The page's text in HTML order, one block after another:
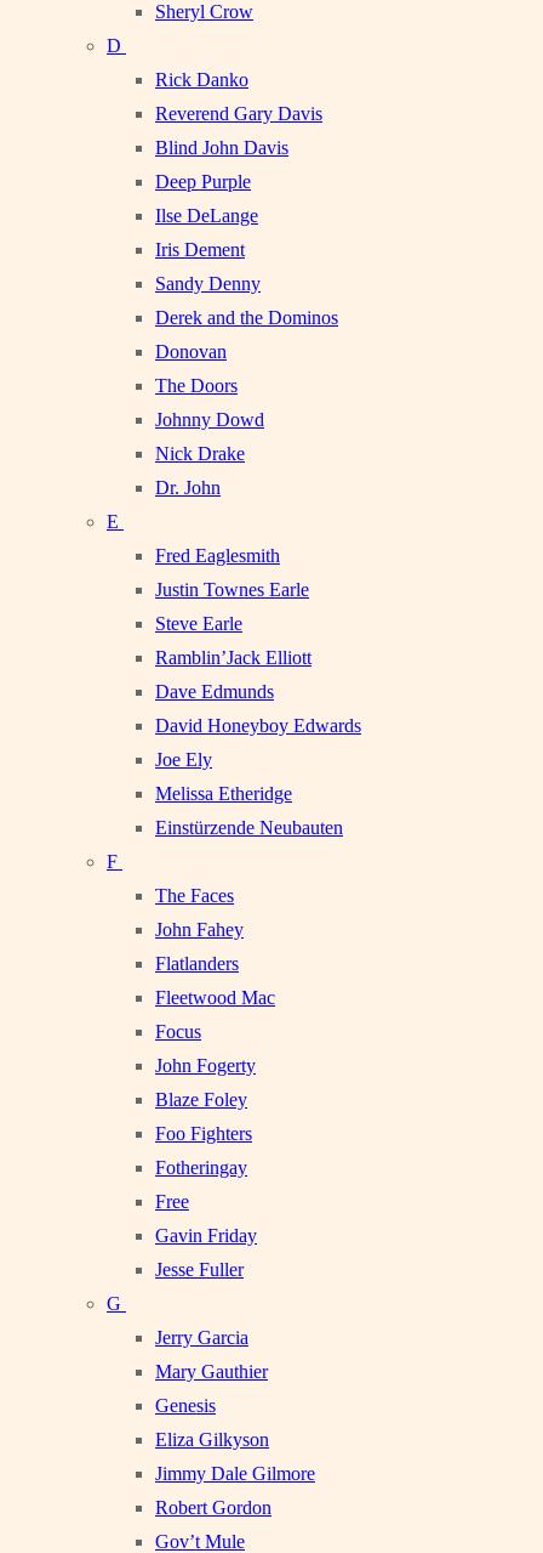
Sheryl Crow
D
Rick Danko
Reverend Gary Davis
Blind John Davis
Deep Purple
Ilse DeLange
Iris Dement
Sandy Denny
Derek and the Dominos
Donovan
The Doors
Johnny Dowd
Nick Drake
Dr. John
E
Fred Eaglesmith
Justin Townes Earle
Steve Earle
Ramblin’Jack Elliott
Dave Edmunds
David Honeyboy Edwards
Joe Ely
Melissa Etheridge
Einstürzende Neubauten
F
The Faces
John Fahey
Flatlanders
Fleetwood Mac
Focus
John Fogerty
Blaze Foley
Foo Fighters
Fotheringay
Free
Gavin Friday
Jesse Fuller
G
Jerry Garcia
Mary Gauthier
Genesis
Eliza Gilkyson
Jimmy Dale Gilmore
Robert Gordon
Gov’t Mule